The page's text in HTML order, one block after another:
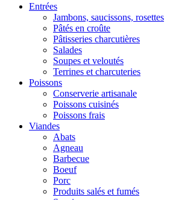
Entrées
Jambons, saucissons, rosettes
Pâtés en croûte
Pâtisseries charcutières
Salades
Soupes et veloutés
Terrines et charcuteries
Poissons
Conserverie artisanale
Poissons cuisinés
Poissons frais
Viandes
Abats
Agneau
Barbecue
Boeuf
Porc
Produits salés et fumés